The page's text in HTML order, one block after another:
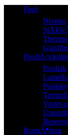
Pool
Niveko
Pooltak
Vinter-
RengÃ¶ring